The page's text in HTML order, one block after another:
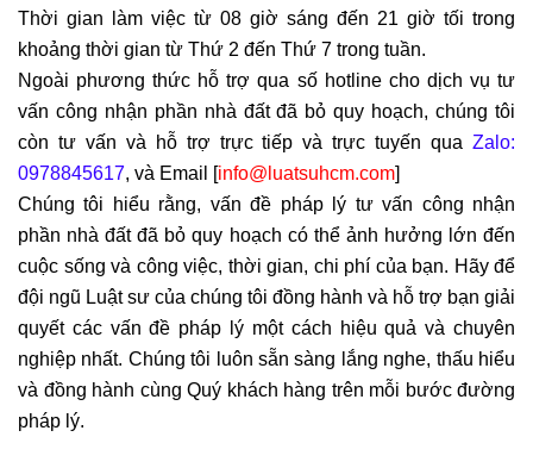
Thời gian làm việc từ 08 giờ sáng đến 21 giờ tối trong
khoảng thời gian từ Thứ 2 đến Thứ 7 trong tuần.
Ngoài phương thức hỗ trợ qua số hotline cho dịch vụ tư
vấn công nhận phần nhà đất đã bỏ quy hoạch, chúng tôi
còn tư vấn và hỗ trợ trực tiếp và trực tuyến qua Zalo:
0978845617, và Email [info@luatsuhcm.com]
Chúng tôi hiểu rằng, vấn đề pháp lý tư vấn công nhận
phần nhà đất đã bỏ quy hoạch có thể ảnh hưởng lớn đến
cuộc sống và công việc, thời gian, chi phí của bạn. Hãy để
đội ngũ Luật sư của chúng tôi đồng hành và hỗ trợ bạn giải
quyết các vấn đề pháp lý một cách hiệu quả và chuyên
nghiệp nhất. Chúng tôi luôn sẵn sàng lắng nghe, thấu hiểu
và đồng hành cùng Quý khách hàng trên mỗi bước đường
pháp lý.